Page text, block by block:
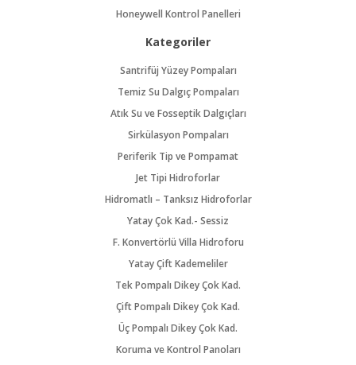
Honeywell Kontrol Panelleri
Kategoriler
Santrifüj Yüzey Pompaları
Temiz Su Dalgıç Pompaları
Atık Su ve Fosseptik Dalgıçları
Sirkülasyon Pompaları
Periferik Tip ve Pompamat
Jet Tipi Hidroforlar
Hidromatlı – Tanksız Hidroforlar
Yatay Çok Kad.- Sessiz
F. Konvertörlü Villa Hidroforu
Yatay Çift Kademeliler
Tek Pompalı Dikey Çok Kad.
Çift Pompalı Dikey Çok Kad.
Üç Pompalı Dikey Çok Kad.
Koruma ve Kontrol Panoları